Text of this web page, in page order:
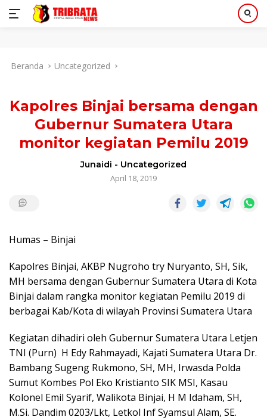
Beranda Uncategorized
Kapolres Binjai bersama dengan
Gubernur Sumatera Utara
monitor kegiatan Pemilu 2019
Junaidi - Uncategorized
April 18, 2019
Humas – Binjai
Kapolres Binjai, AKBP Nugroho try Nuryanto, SH, Sik,
MH bersama dengan Gubernur Sumatera Utara di Kota
Binjai dalam rangka monitor kegiatan Pemilu 2019 di
berbagai Kab/Kota di wilayah Provinsi Sumatera Utara
Kegiatan dihadiri oleh Gubernur Sumatera Utara Letjen
TNI (Purn) H Edy Rahmayadi, Kajati Sumatera Utara Dr.
Bambang Sugeng Rukmono, SH, MH, Irwasda Polda
Sumut Kombes Pol Eko Kristianto SIK MSI, Kasau
Kolonel Emil Syarif, Walikota Binjai, H M Idaham, SH,
M.Si. Dandim 0203/Lkt, Letkol Inf Syamsul Alam, SE.